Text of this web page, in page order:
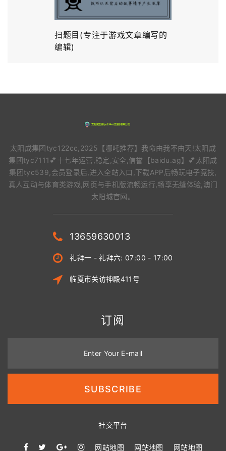
扫题目(专注于游戏文章编写的
编辑)
太阳成集团tyc122cc,2025【哪吒推荐】我命由我不由天!太阳成
集团tyc7111💕十七年运营,稳定,安全,信誉【baidu.ag】💕太阳成
集团tyc539,会员登录后,进入全站入口,下载APP后畅玩电子竞技,
真人互动与体育类游戏,网页与手机版流畅运行,畅享无缝体验,澳门
太阳城官网。
13659630013
礼拜一 - 礼拜六: 07:00 - 17:00
临夏市关访神殿411号
订阅
Enter Your E-mail
SUBSCRIBE
社交平台
网站地图 网站地图 网站地图